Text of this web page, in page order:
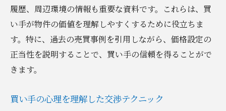
履歴、周辺環境の情報も重要な資料です。これらは、買
い手が物件の価値を理解しやすくするために役立ちま
す。特に、過去の売買事例を引用しながら、価格設定の
正当性を説明することで、買い手の信頼を得ることがで
きます。
買い手の心理を理解した交渉テクニック